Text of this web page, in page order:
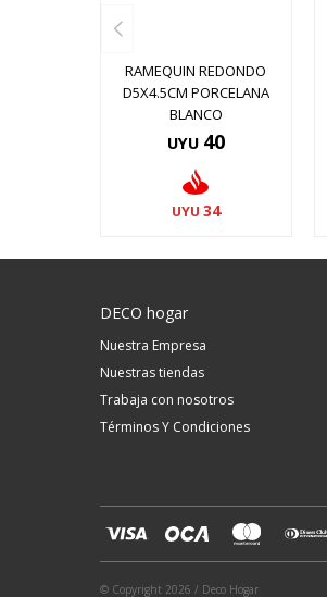
RAMEQUIN REDONDO
D5X4.5CM PORCELANA
BLANCO
UYU 40
UYU 34
DECO hogar
Nuestra Empresa
Nuestras tiendas
Trabaja con nosotros
Términos Y Condiciones
© Copyright 2026 / Deco Hogar